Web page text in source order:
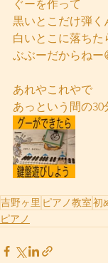
ぐーを作って
黒いとこだけ弾く
白いとこに落ちた
ぶぶーだからねー
あれやこれやで
あっという間の30
吉野ヶ里 ピアノ教室初
ピアノ